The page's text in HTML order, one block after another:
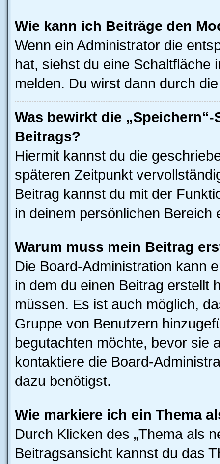
Wie kann ich Beiträge den
Wenn ein Administrator die
hat, siehst du eine Schaltfläche
melden. Du wirst dann durch
Was bewirkt die
Beitrags?
Hiermit kannst du die
späteren Zeitpunkt
Beitrag kannst du mit der
in deinem persönlichen Bereich
Warum muss mein Beitrag
Die Board-Administration kann
in dem du einen Beitrag erstellt
müssen. Es ist auch möglich,
Gruppe von Benutzern
begutachten möchte, bevor sie
kontaktiere die Board-
dazu benötigst.
Wie markiere ich ein Thema
Durch Klicken des „Thema als
Beitragsansicht kannst du das